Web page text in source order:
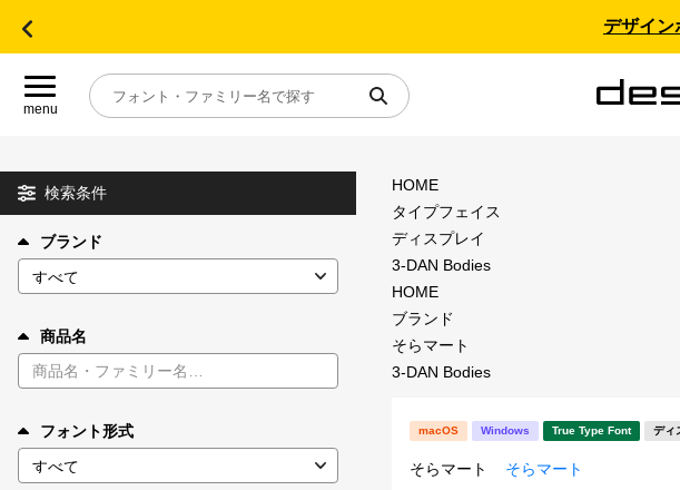
デザイン
menu
目的別フォントガイド
特集
年間ライセンス商品
キャンペーン一覧
検索条件
ブランド
商品名
フォント形式
HOME
タイプフェイス
ディスプレイ
3-DAN Bodies
HOME
ブランド
そらマート
3-DAN Bodies
macOS Windows True Type Font ディ
そらマート そらマート